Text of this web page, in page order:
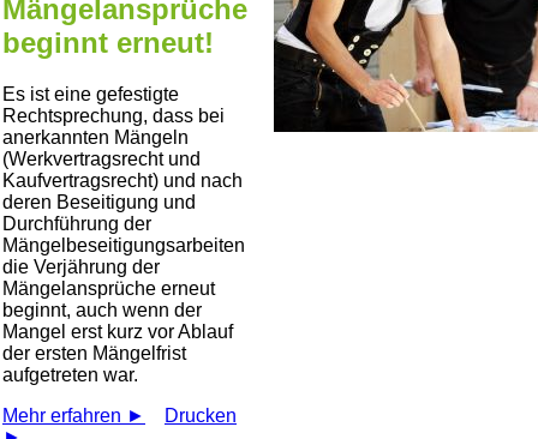
Mängelansprüche
beginnt erneut!
Es ist eine gefestigte
Rechtsprechung, dass bei
anerkannten Mängeln
(Werkvertragsrecht und
Kaufvertragsrecht) und nach
deren Beseitigung und
Durchführung der
Mängelbeseitigungsarbeiten
die Verjährung der
Mängelansprüche erneut
beginnt, auch wenn der
Mangel erst kurz vor Ablauf
der ersten Mängelfrist
aufgetreten war.
Mehr erfahren ►
Drucken